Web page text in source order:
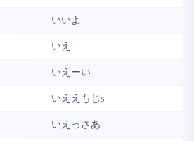
いいよ
いえ
いえーい
いええもじs
いえっさあ